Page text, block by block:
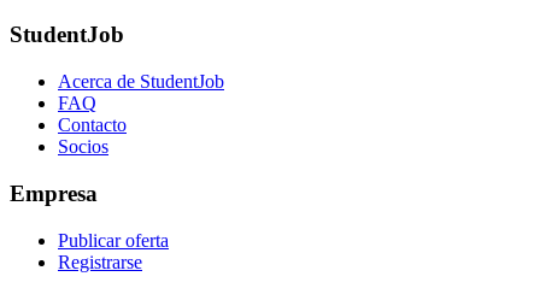
StudentJob
Acerca de StudentJob
FAQ
Contacto
Socios
Empresa
Publicar oferta
Registrarse